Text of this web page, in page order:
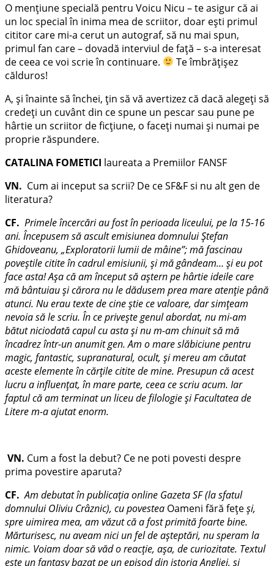
O mențiune specială pentru Voicu Nicu – te asigur că ai
un loc special în inima mea de scriitor, doar ești primul
cititor care mi-a cerut un autograf, să nu mai spun,
primul fan care – dovadă interviul de față – s-a interesat
de ceea ce voi scrie în continuare.
Te îmbrățișez
călduros!
A, și înainte să închei, țin să vă avertizez că dacă alegeți să
credeți un cuvânt din ce spune un pescar sau pune pe
hârtie un scriitor de ficțiune, o faceți numai și numai pe
proprie răspundere.
CATALINA FOMETICI laureata a Premiilor FANSF
VN. Cum ai inceput sa scrii? De ce SF&F si nu alt gen de
literatura?
CF. Primele încercări au fost în perioada liceului, pe la 15-16
ani. Începusem să ascult emisiunea domnului Ştefan
Ghidoveanu, „Exploratorii lumii de mâine”; mă fascinau
poveştile citite în cadrul emisiunii, şi mă gândeam… şi eu pot
face asta! Aşa că am început să aştern pe hârtie ideile care
mă bântuiau şi cărora nu le dădusem prea mare atenţie până
atunci. Nu erau texte de cine ştie ce valoare, dar simţeam
nevoia să le scriu. În ce priveşte genul abordat, nu mi-am
bătut niciodată capul cu asta şi nu m-am chinuit să mă
încadrez într-un anumit gen. Am o mare slăbiciune pentru
magic, fantastic, supranatural, ocult, şi mereu am căutat
aceste elemente în cărţile citite de mine. Presupun că acest
lucru a influenţat, în mare parte, ceea ce scriu acum. Iar
faptul că am terminat un liceu de filologie şi Facultatea de
Litere m-a ajutat enorm.
VN. Cum a fost la debut? Ce ne poti povesti despre
prima povestire aparuta?
CF. Am debutat în publicaţia online Gazeta SF (la sfatul
domnului Oliviu Crâznic), cu povestea Oameni fără feţeşi,
spre uimirea mea, am văzut că a fost primită foarte bine.
Mărturisesc, nu aveam nici un fel de aşteptări, nu speram la
nimic. Voiam doar să văd o reacţie, aşa, de curiozitate. Textul
este un fantasy bazat pe un episod din istoria Angliei, şi